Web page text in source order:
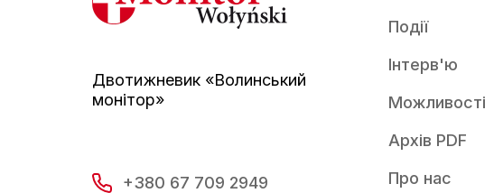
Двотижневик «Волинський
монітор»
+380 67 709 2949
Події
Інтерв'ю
Можливості
Архів PDF
Про нас